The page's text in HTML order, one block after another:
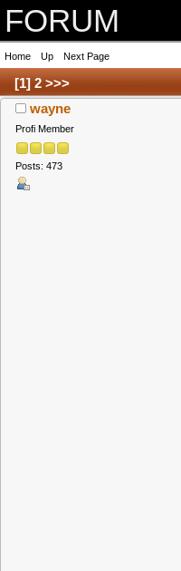
FORUM
Home Up Next Page
[1]2 >>>
wayne
Profi Member
Posts: 473